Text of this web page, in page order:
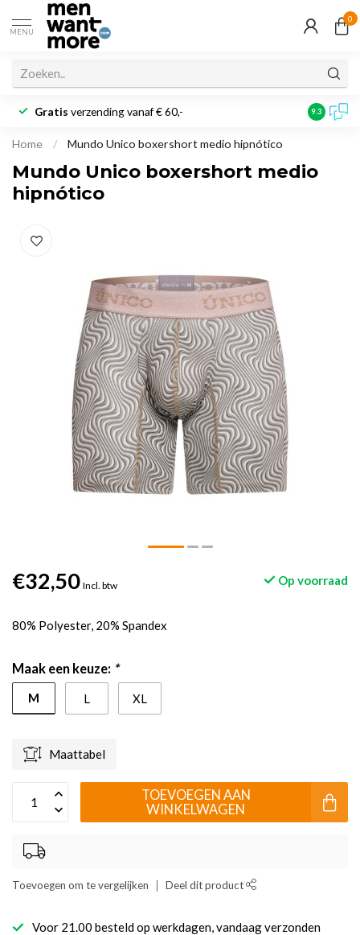
MENU
0
Gratis verzending vanaf € 60,- 9.3
Home / Mundo Unico boxershort medio hipnótico
Mundo Unico boxershort medio
hipnótico
€32,50 Incl. btw Op voorraad
80% Polyester, 20% Spandex
Maak een keuze: *
M L XL
Maattabel
TOEVOEGEN AAN
WINKELWAGEN
Toevoegen om te vergelijken Deel dit product
Voor 21.00 besteld op werkdagen, vandaag verzonden